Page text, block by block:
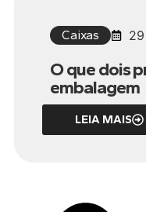
Caixas
O que dois
embalagem
LEIA MAIS